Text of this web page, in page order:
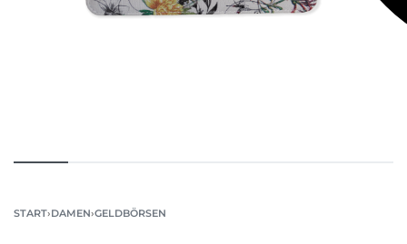
START›DAMEN›GELDBÖRSEN